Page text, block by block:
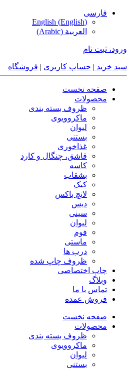
فارسی
English (English)
العربية (
Arabic
)
ورود، ثبت نام
سبد خرید | حساب کاربری | فروشگاه
صفحه نخست
محصولات
ظروف بسته بندی
ماکروویوی
لیوان
بستنی
غذاخوری
قاشق، چنگال و کارد
کاسه
بشقاب
کیک
لانچ باکس
دیس
سینی
لیوان
فوم
ماستی
درب ها
ظروف چاپ شده
چاپ اختصاصی
وبلاگ
تماس با ما
فروش عمده
صفحه نخست
محصولات
ظروف بسته بندی
ماکروویوی
لیوان
بستنی